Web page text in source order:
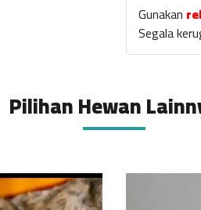
Gunakan
Segala
Pilihan Hewan